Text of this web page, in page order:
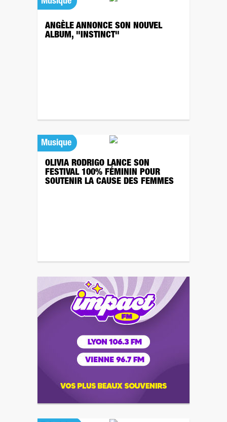
ANGÈLE ANNONCE SON NOUVEL
ALBUM, "INSTINCT"
Musique
OLIVIA RODRIGO LANCE SON
FESTIVAL 100% FÉMININ POUR
SOUTENIR LA CAUSE DES FEMMES